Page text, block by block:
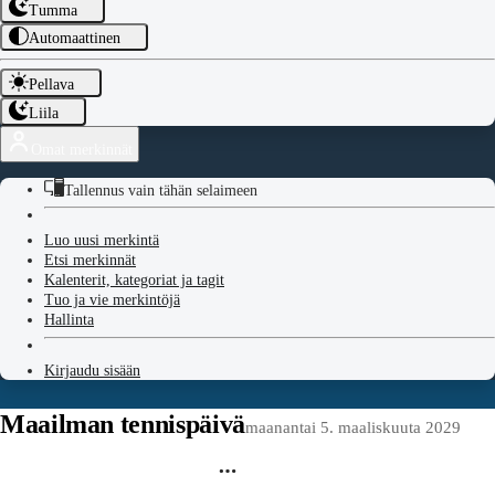
Tumma
Automaattinen
Pellava
Liila
Tallennus vain tähän selaimeen
Luo uusi merkintä
Etsi merkinnät
Kalenterit, kategoriat ja tagit
Tuo ja vie merkintöjä
Hallinta
Kirjaudu sisään
Maailman tennispäivämaanantai 5. maaliskuuta 2029